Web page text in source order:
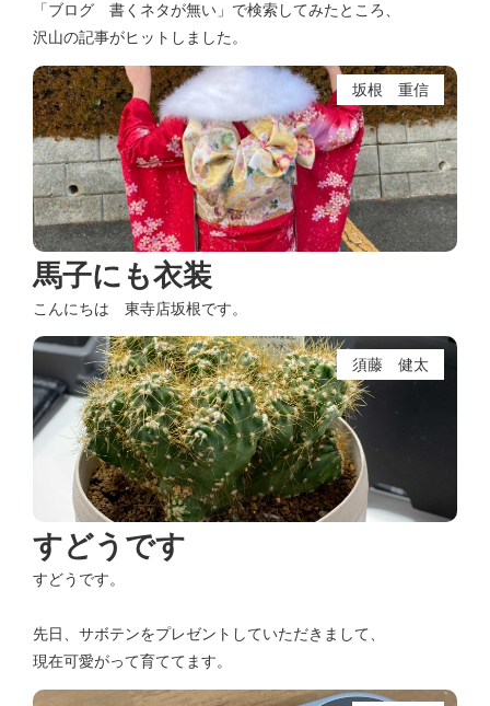
「ブログ 書くネタが無い」で検索してみたところ、
沢山の記事がヒットしました。
坂根 重信
馬子にも衣装
こんにちは 東寺店坂根です。
須藤 健太
すどうです
すどうです。
先日、サボテンをプレゼントしていただきまして、
現在可愛がって育ててます。